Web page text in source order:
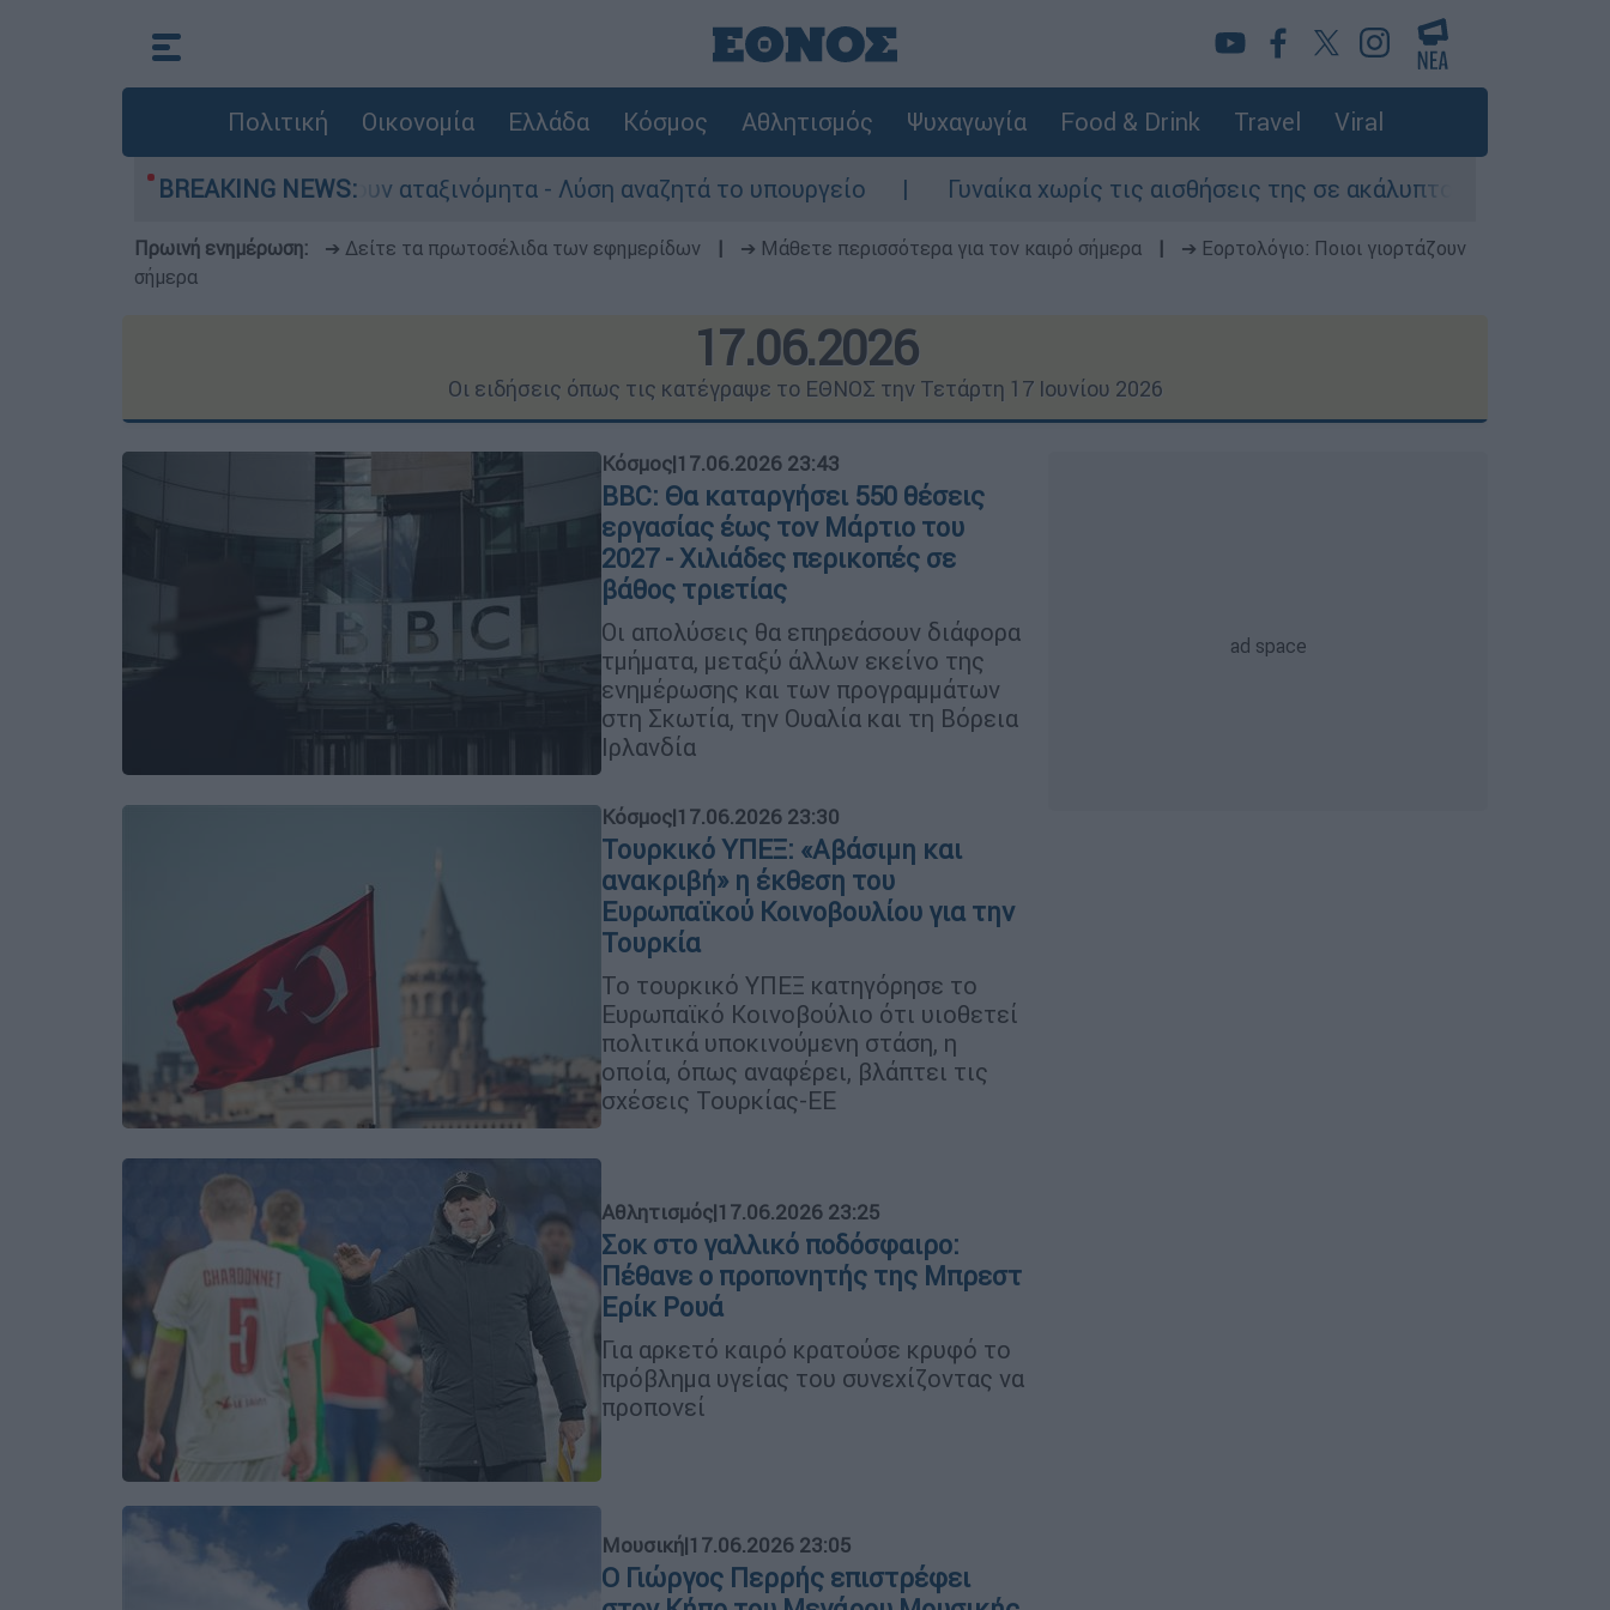
Πολιτική Οικονομία Ελλάδα Κόσμος Αθλητισμός Ψυχαγωγία Food & Drink Travel Viral
BREAKING NEWS:
παραμένουν αταξινόμητα - Λύση αναζητά το υπουργείο Γυναίκα χωρίς τις αισθήσεις της σε ακάλυπτο πολυκατοικίας στη
Πρωινή ενημέρωση: ➔ Δείτε τα πρωτοσέλιδα των εφημερίδων ➔ Μάθετε περισσότερα για τον καιρό σήμερα
➔ Εορτολόγιο: Ποιοι γιορτάζουν
σήμερα
17.06.2026
Οι ειδήσεις όπως τις κατέγραψε το ΕΘΝΟΣ την Τετάρτη 17 Ιουνίου 2026
Κόσμος|17.06.2026 23:43
BBC: Θα καταργήσει 550 θέσεις
εργασίας έως τον Μάρτιο του
2027 - Χιλιάδες περικοπές σε
βάθος τριετίας
Οι απολύσεις θα επηρεάσουν διάφορα
τμήματα, μεταξύ άλλων εκείνο της
ενημέρωσης και των προγραμμάτων
στη Σκωτία, την Ουαλία και τη Βόρεια
Ιρλανδία
Κόσμος|17.06.2026 23:30
Τουρκικό ΥΠΕΞ: «Αβάσιμη και
ανακριβή» η έκθεση του
Ευρωπαϊκού Κοινοβουλίου για την
Τουρκία
Το τουρκικό ΥΠΕΞ κατηγόρησε το
Ευρωπαϊκό Κοινοβούλιο ότι υιοθετεί
πολιτικά υποκινούμενη στάση, η
οποία, όπως αναφέρει, βλάπτει τις
σχέσεις Τουρκίας-ΕΕ
Αθλητισμός|17.06.2026 23:25
Σοκ στο γαλλικό ποδόσφαιρο:
Πέθανε ο προπονητής της Μπρεστ
Ερίκ Ρουά
Για αρκετό καιρό κρατούσε κρυφό το
πρόβλημα υγείας του συνεχίζοντας να
προπονεί
Μουσική|17.06.2026 23:05
Ο Γιώργος Περρής επιστρέφει